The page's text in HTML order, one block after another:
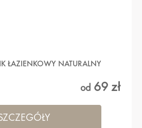
ŁAZIENKOWY NATURALNY
od 69 zł